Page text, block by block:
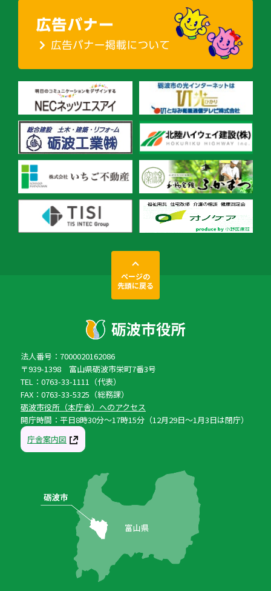
ページの
先頭に戻る
法人番号：7000020162086
〒939-1398 富山県砺波市栄町7番3号
TEL：0763-33-1111（代表）
FAX：0763-33-5325（総務課）
砺波市役所（本庁舎）へのアクセス
開庁時間：平日8時30分〜17時15分（12月29日〜1月3日は閉庁）
庁舎案内図